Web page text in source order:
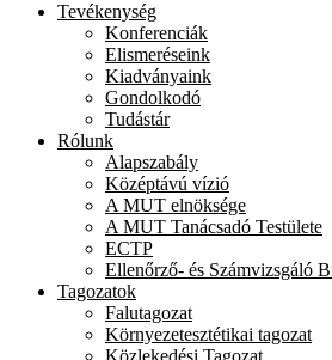
Tevékenység
Konferenciák
Elismeréseink
Kiadványaink
Gondolkodó
Tudástár
Rólunk
Alapszabály
Középtávú vízió
A MUT elnöksége
A MUT Tanácsadó Testülete
ECTP
Ellenőrző- és Számvizsgáló
Tagozatok
Falutagozat
Környezetesztétikai tagozat
Közlekedési Tagozat